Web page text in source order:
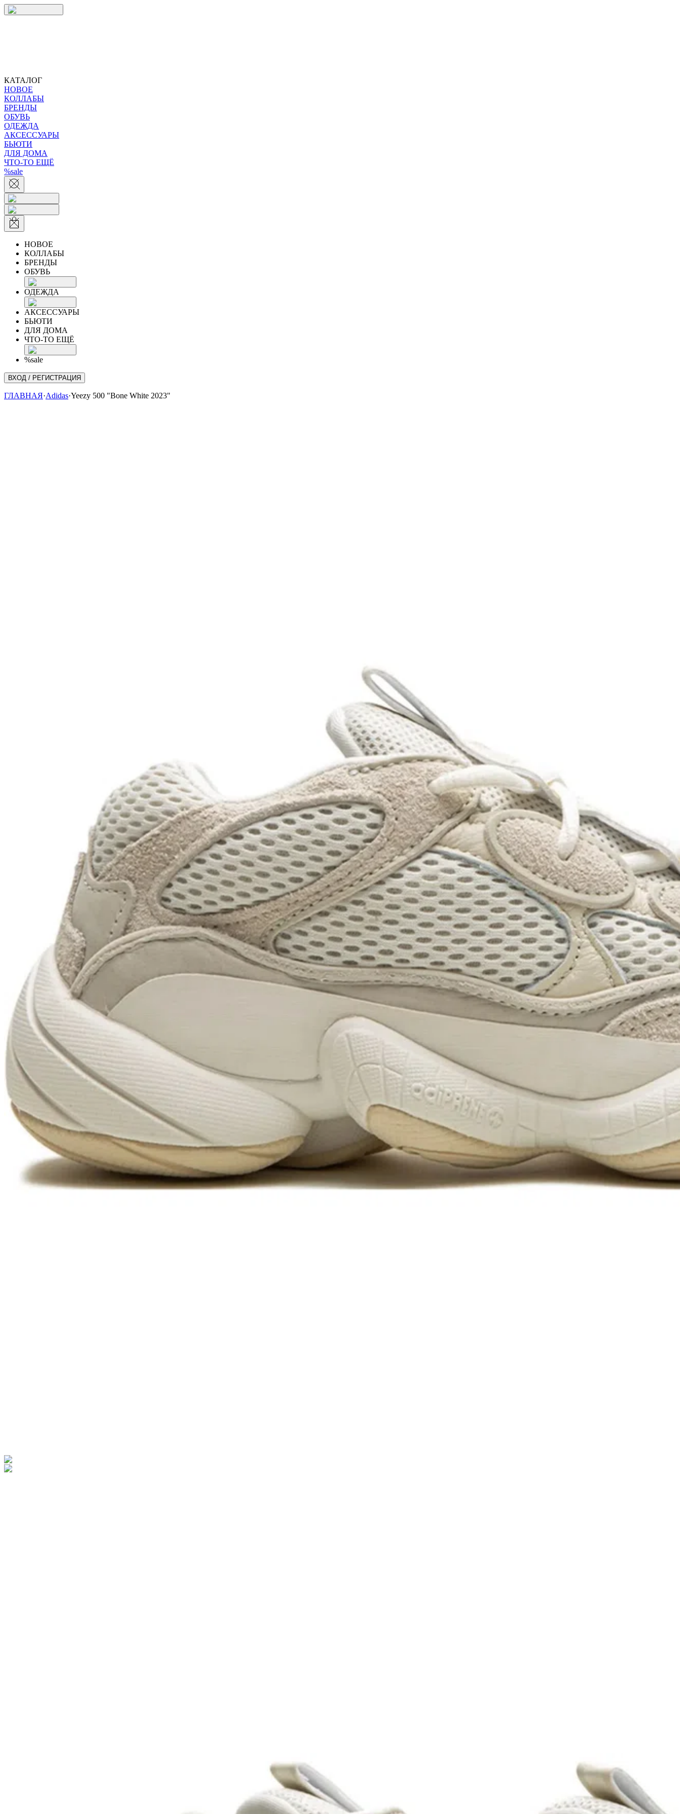
КАТАЛОГ
НОВОЕ
КОЛЛАБЫ
БРЕНДЫ
ОБУВЬ
ОДЕЖДА
АКСЕССУАРЫ
БЬЮТИ
ДЛЯ ДОМА
ЧТО-ТО ЕЩЁ
%sale
НОВОЕ
КОЛЛАБЫ
БРЕНДЫ
ОБУВЬ
ОДЕЖДА
АКСЕССУАРЫ
БЬЮТИ
ДЛЯ ДОМА
ЧТО-ТО ЕЩЁ
%sale
ВХОД / РЕГИСТРАЦИЯ
ГЛАВНАЯ·Adidas·Yeezy 500 "Bone White 2023"